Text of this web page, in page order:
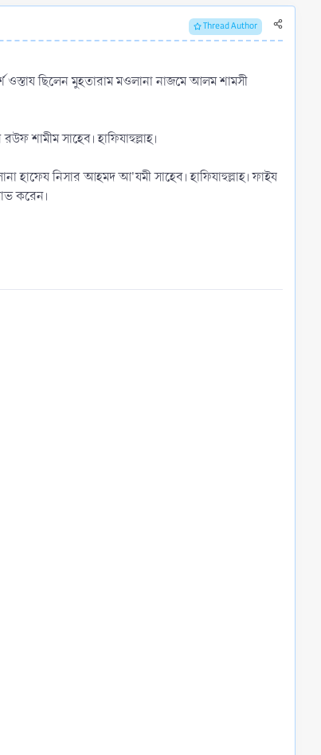
Thread Author
ওস্তায ছিলেন মুহতারাম মওলানা নাজমে আলম শামসী
শামীম সাহেব। হাফিযাহুল্লাহ।
হাফেয নিসার আহমদ আ'যমী সাহেব। হাফিযাহুল্লাহ। ফাইয
করেন।